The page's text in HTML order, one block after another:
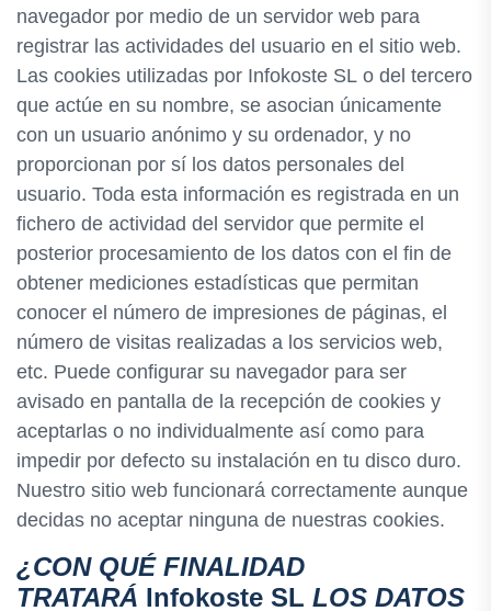
navegador por medio de un servidor web para
registrar las actividades del usuario en el sitio web.
Las cookies utilizadas por Infokoste SL o del tercero
que actúe en su nombre, se asocian únicamente
con un usuario anónimo y su ordenador, y no
proporcionan por sí los datos personales del
usuario. Toda esta información es registrada en un
fichero de actividad del servidor que permite el
posterior procesamiento de los datos con el fin de
obtener mediciones estadísticas que permitan
conocer el número de impresiones de páginas, el
número de visitas realizadas a los servicios web,
etc. Puede configurar su navegador para ser
avisado en pantalla de la recepción de cookies y
aceptarlas o no individualmente así como para
impedir por defecto su instalación en tu disco duro.
Nuestro sitio web funcionará correctamente aunque
decidas no aceptar ninguna de nuestras cookies.
¿CON QUÉ FINALIDAD
TRATARÁ Infokoste SL LOS DATOS